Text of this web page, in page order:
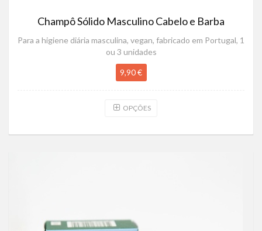
Champô Sólido Masculino Cabelo e Barba
Para a higiene diária masculina, vegan, fabricado em Portugal, 1
ou 3 unidades
9,90 €
OPÇÕES